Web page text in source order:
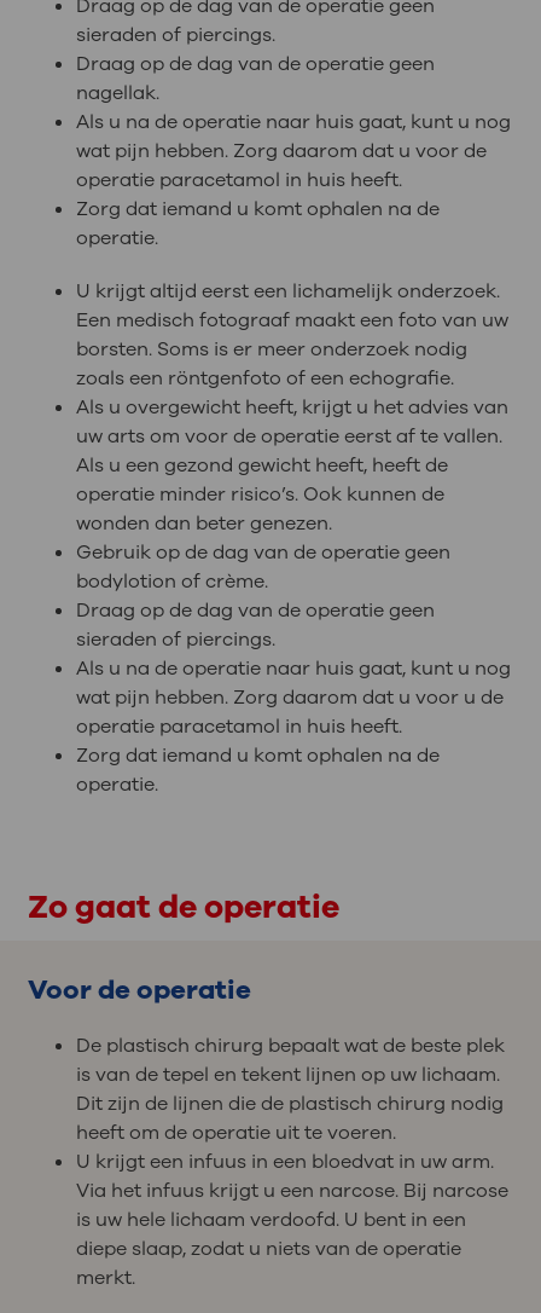
Draag op de dag van de operatie geen
sieraden of piercings.
Draag op de dag van de operatie geen
nagellak.
Als u na de operatie naar huis gaat, kunt u nog
wat pijn hebben. Zorg daarom dat u voor de
operatie paracetamol in huis heeft.
Zorg dat iemand u komt ophalen na de
operatie.
U krijgt altijd eerst een lichamelijk onderzoek.
Een medisch fotograaf maakt een foto van uw
borsten. Soms is er meer onderzoek nodig
zoals een röntgenfoto of een echografie.
Als u overgewicht heeft, krijgt u het advies van
uw arts om voor de operatie eerst af te vallen.
Als u een gezond gewicht heeft, heeft de
operatie minder risico’s. Ook kunnen de
wonden dan beter genezen.
Gebruik op de dag van de operatie geen
bodylotion of crème.
Draag op de dag van de operatie geen
sieraden of piercings.
Als u na de operatie naar huis gaat, kunt u nog
wat pijn hebben. Zorg daarom dat u voor u de
operatie paracetamol in huis heeft.
Zorg dat iemand u komt ophalen na de
operatie.
Zo gaat de operatie
Voor de operatie
De plastisch chirurg bepaalt wat de beste plek
is van de tepel en tekent lijnen op uw lichaam.
Dit zijn de lijnen die de plastisch chirurg nodig
heeft om de operatie uit te voeren.
U krijgt een infuus in een bloedvat in uw arm.
Via het infuus krijgt u een narcose. Bij narcose
is uw hele lichaam verdoofd. U bent in een
diepe slaap, zodat u niets van de operatie
merkt.